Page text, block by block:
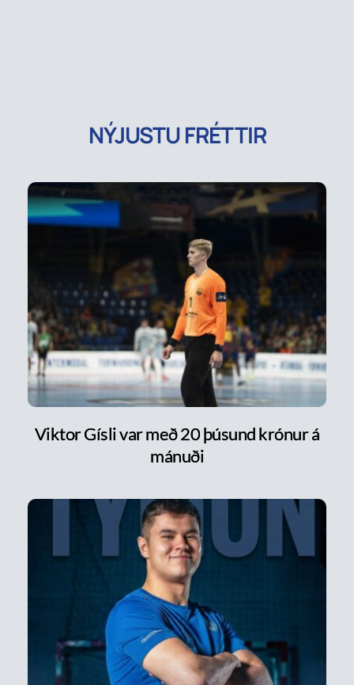
NÝJUSTU FRÉTTIR
Viktor Gísli var með 20 þúsund krónur á
mánuði